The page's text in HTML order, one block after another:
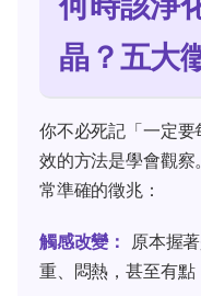
晶？五大
你不必死記「一定
效的方法是學會觀
常準確的徵兆：
觸感改變：
原本握
重、悶熱，甚至有點